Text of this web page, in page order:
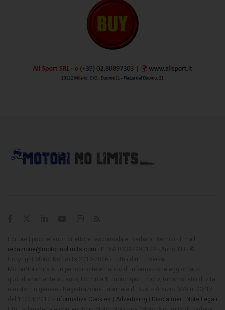
redazione@motorinolimits.com
Informativa Cookies Advertising Disclaimer
Note Legali